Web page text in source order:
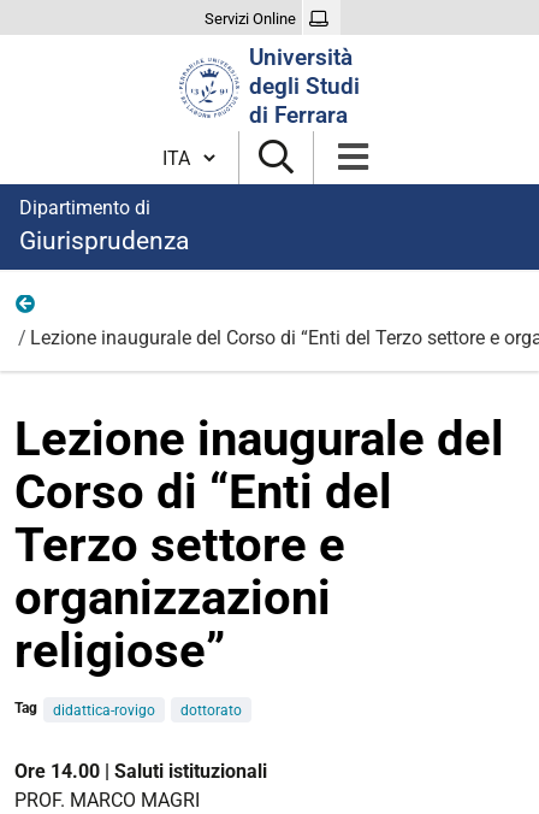
Servizi Online
Università
degli Studi
di Ferrara
Cambia lingua
Dipartimento di
Giurisprudenza
Lezione inaugurale del Corso di “Enti del Terzo settore e
Lezione inaugurale del
Corso di “Enti del
Terzo settore e
organizzazioni
religiose”
Tag didattica-rovigo dottorato
https://giuri.unife.it/it/eventi/lezione-
inaugurale-
Ore 14.00 | Saluti istituzionali
PROF. MARCO MAGRI